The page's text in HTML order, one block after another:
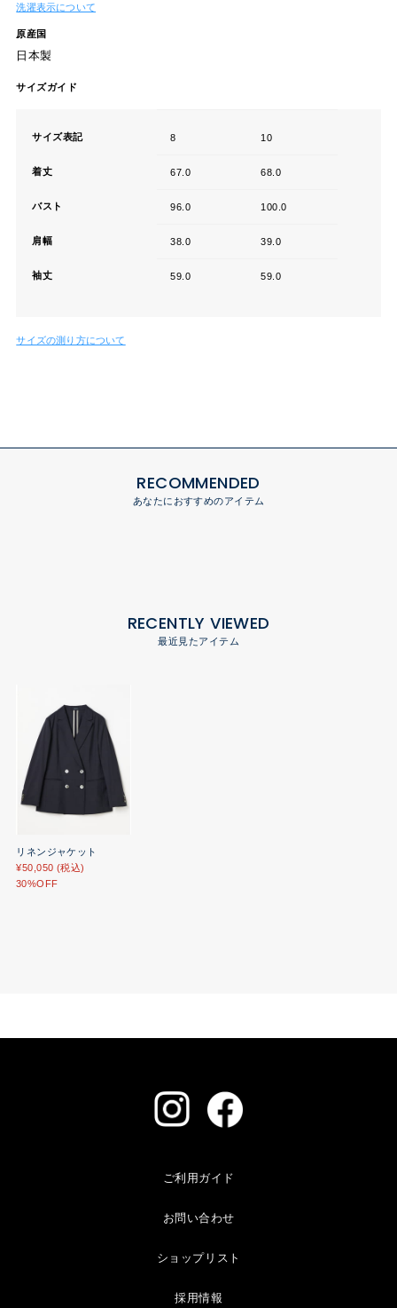
洗濯表示について
原産国
日本製
サイズガイド
サイズ表記 8 10
着丈 67.0 68.0
バスト 96.0 100.0
肩幅 38.0 39.0
袖丈 59.0 59.0
サイズの測り方について
RECOMMENDED
あなたにおすすめのアイテム
RECENTLY VIEWED
最近見たアイテム
リネンジャケット
¥50,050 (税込)
30%OFF
ご利用ガイド
お問い合わせ
ショップリスト
採用情報